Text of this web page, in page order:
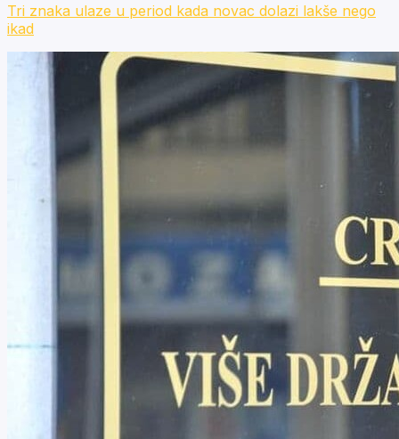
Tri znaka ulaze u period kada novac dolazi lakše nego
ikad